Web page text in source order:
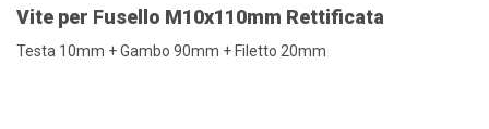
Vite per Fusello M10x110mm Rettificata
Testa 10mm + Gambo 90mm + Filetto 20mm